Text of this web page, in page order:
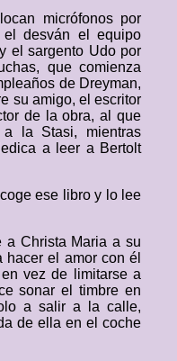
micrófonos por
desván el equipo
el sargento Udo por
que comienza
de Dreyman,
su amigo, el escritor
de la obra, al que
la Stasi, mientras
a leer a Bertolt
ese libro y lo lee
a Christa Maria a su
el amor con él
vez de limitarse a
sonar el timbre en
a salir a la calle,
de ella en el coche